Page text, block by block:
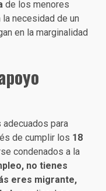
de los menores
necesidad de un
en la marginalidad
para
de cumplir los 18
condenados a la
no tienes
eres migrante,